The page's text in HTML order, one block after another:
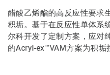
醋酸乙烯酯的高反应性要求
积垢。基于在反应性单体系
尔科开发了定制方案，应对
的Acryl-ex™VAM方案为积垢